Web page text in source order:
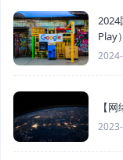
Play
【